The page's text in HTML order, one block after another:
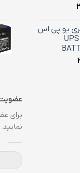
یو پی اس
4.5 آمپر یوفو – UPS
عضویت
برای
نمایید.